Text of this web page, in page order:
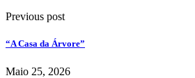
Previous post
“A Casa da Árvore”
Maio 25, 2026